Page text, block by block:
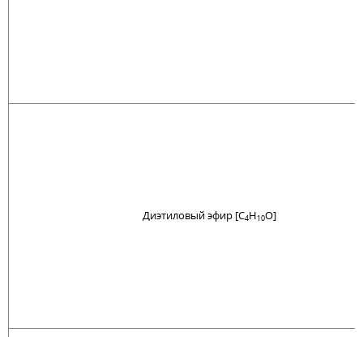
Диэтиловый эфир [C4H10O]